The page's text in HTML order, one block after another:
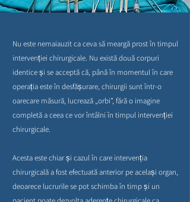
Erori chirurgicale
Nu este nemaiauzit ca ceva să meargă prost în timpul
intervenției chirurgicale. Nu există două corpuri
identice și se acceptă că, până în momentul în care
operația este în desfășurare, chirurgii sunt într-o
oarecare măsură, lucrează „orbi”, fără o imagine
completă a ceea ce vor întâlni în timpul intervenției
chirurgicale.
Acesta este chiar și cazul în care intervenția
chirurgicală a fost efectuată anterior pe același organ,
deoarece lucrurile se pot schimba în timp și un